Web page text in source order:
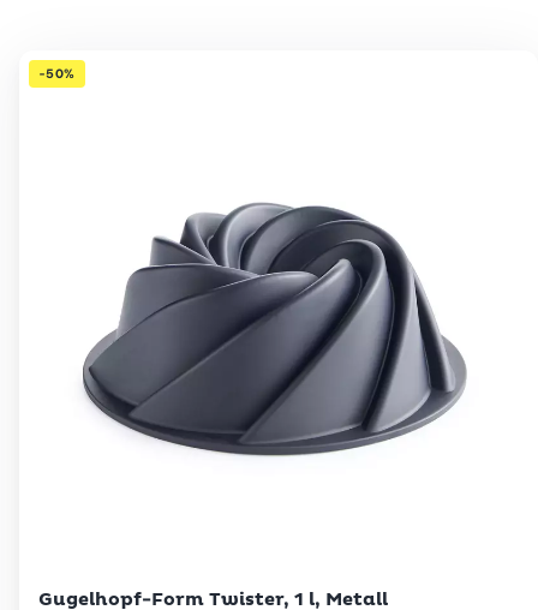
-50%
Gugelhopf-Form Twister, 1 l, Metall